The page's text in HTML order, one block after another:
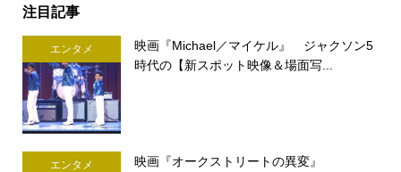
注目記事
エンタメ
映画『Michael／マイケル』 ジャクソン5
時代の【新スポット映像＆場面写...
エンタメ
映画『オークストリートの異変』